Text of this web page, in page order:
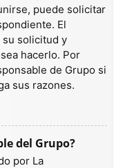
puede solicitar
El
su solicitud y
hacerlo. Por
de Grupo si
sus razones.
del Grupo?
por La